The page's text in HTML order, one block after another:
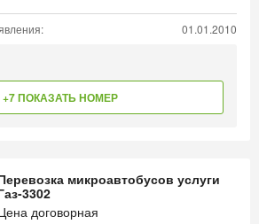
01.01.2010
+7 ПОКАЗАТЬ НОМЕР
микроавтобусов услуги
3302
договорная